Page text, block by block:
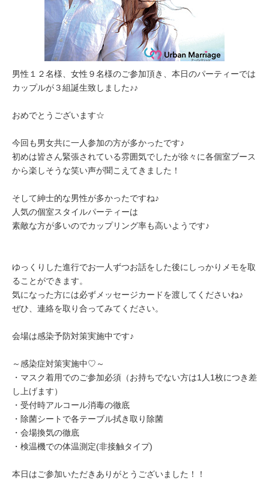
男性１２名様、女性９名様のご参加頂き、本日のパーティーでは
カップルが３組誕生致しました♪♪
おめでとうございます☆
今回も男女共に一人参加の方が多かったです♪
初めは皆さん緊張されている雰囲気でしたが徐々に各個室ブース
から楽しそうな笑い声が聞こえてきました！
そして紳士的な男性が多かったですね♪
人気の個室スタイルパーティーは
素敵な方が多いのでカップリング率も高いようです♪
ゆっくりした進行でお一人ずつお話をした後にしっかりメモを取
ることができます。
気になった方には必ずメッセージカードを渡してくださいね♪
ぜひ、連絡を取り合ってみてください。
会場は感染予防対策実施中です♪
～感染症対策実施中♡～
・マスク着用でのご参加必須（お持ちでない方は1人1枚につき差
し上げます）
・受付時アルコール消毒の徹底
・除菌シートで各テーブル拭き取り除菌
・会場換気の徹底
・検温機での体温測定(非接触タイプ)
本日はご参加いただきありがとうございました！！